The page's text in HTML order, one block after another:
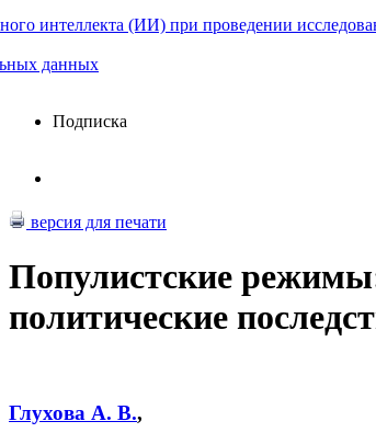
интеллекта (ИИ) при проведении
данных
Подписка
версия для печати
Популистские
политические
Глухова А. В.,